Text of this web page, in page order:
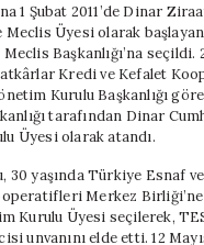
1 Şubat 2011’de Dinar
Üyesi olarak başlayan
Başkanlığı’na seçildi.
Kredi ve Kefalet
Kurulu Başkanlığı
tarafından Dinar
Üyesi olarak atandı.
30 yaşında Türkiye Esnaf
Merkez Birliği’ne
Kurulu Üyesi seçilerek,
unvanını elde etti. 12